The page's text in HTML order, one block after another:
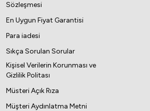
Sözleşmesi
En Uygun Fiyat Garantisi
Para iadesi
Sıkça Sorulan Sorular
Kişisel Verilerin Korunması ve
Gizlilik Politası
Müsteri Açık Rıza
Müşteri Aydınlatma Metni